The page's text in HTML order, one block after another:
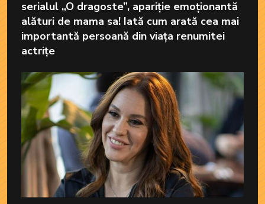
serialul „O dragoste”, apariție emoționantă
alături de mama sa! Iată cum arată cea mai
importantă persoană din viața renumitei
actrițe